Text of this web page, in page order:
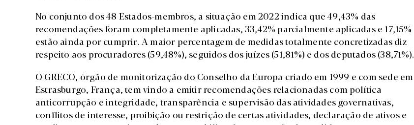
No conjunto dos 48 Estados-membros, a situação em 2022 indica que 49,43% das
recomendações foram completamente aplicadas, 33,42% parcialmente aplicadas e 17,15%
estão ainda por cumprir. A maior percentagem de medidas totalmente concretizadas diz
respeito aos procuradores (59,48%), seguidos dos juízes (51,81%) e dos deputados (38,71%).
O GRECO, órgão de monitorização do Conselho da Europa criado em 1999 e com sede em
Estrasburgo, França, tem vindo a emitir recomendações relacionadas com política
anticorrupção e integridade, transparência e supervisão das atividades governativas,
conflitos de interesse, proibição ou restrição de certas atividades, declaração de ativos e